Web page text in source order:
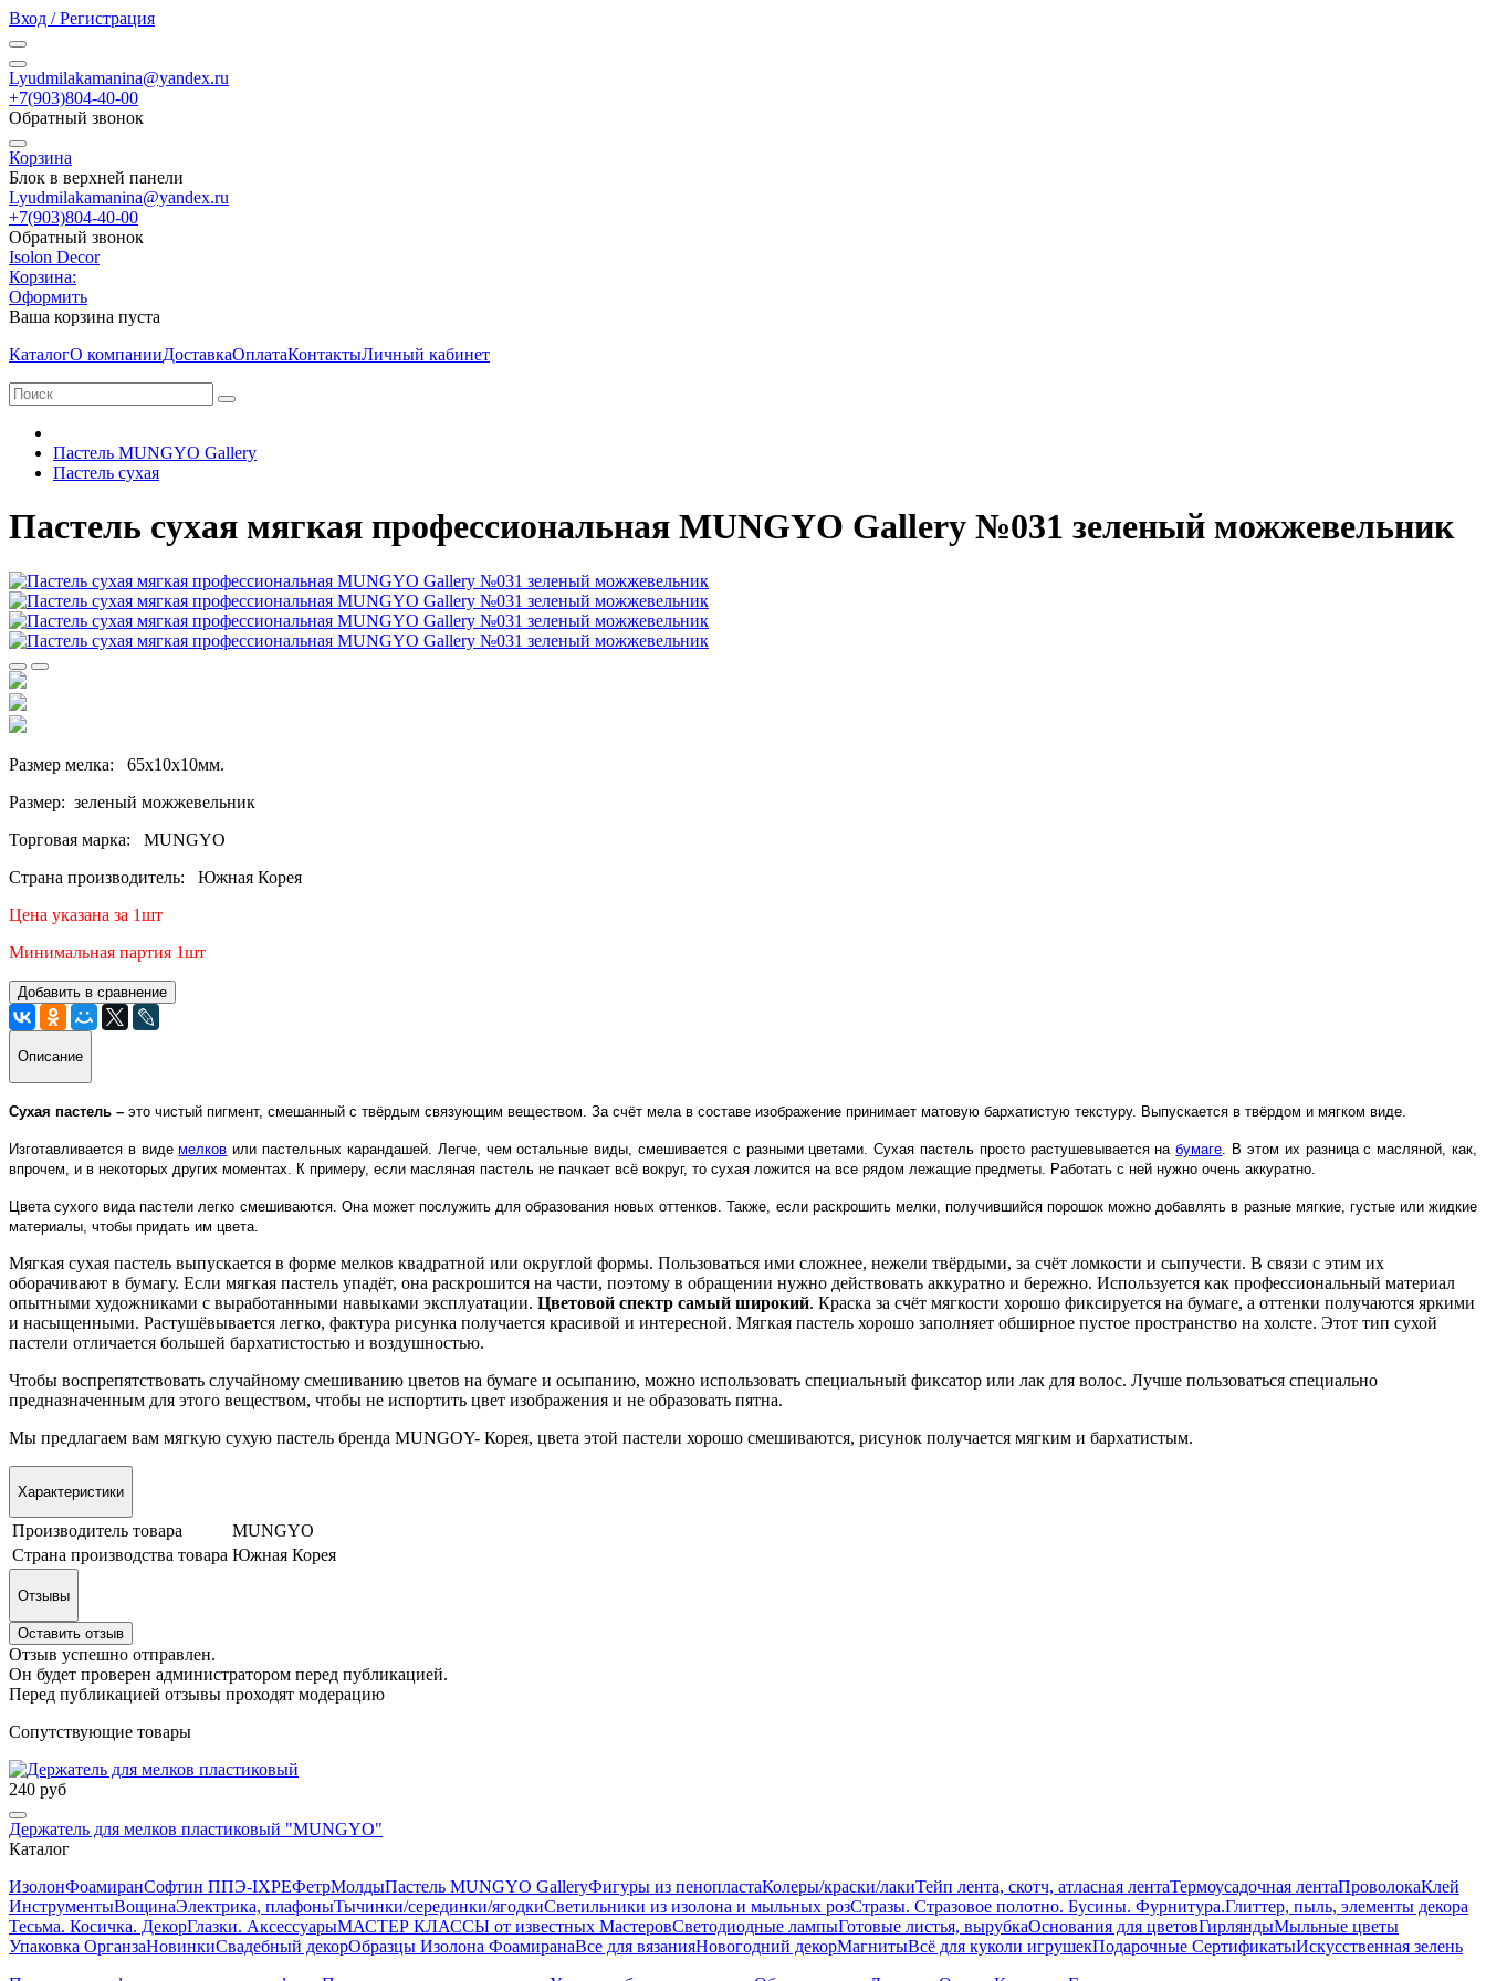
Вход / Регистрация
Lyudmilakamanina@yandex.ru
+7(903)804-40-00
Обратный звонок
Корзина
Блок в верхней панели
Lyudmilakamanina@yandex.ru
+7(903)804-40-00
Обратный звонок
Isolon Decor
Корзина:
Оформить
Ваша корзина пуста
КаталогО компанииДоставкаОплатаКонтактыЛичный кабинет
Пастель MUNGYO Gallery
Пастель сухая
Пастель сухая мягкая профессиональная MUNGYO Gallery №031 зеленый можжевельник
Размер мелка: 65х10х10мм.
Размер: зеленый можжевельник
Торговая марка: MUNGYO
Страна производитель: Южная Корея
Цена указана за 1шт
Минимальная партия 1шт
Добавить в сравнение
Описание
Сухая пастель – это чистый пигмент, смешанный с твёрдым связующим веществом. За счёт мела в составе изображение принимает матовую бархатистую текстуру. Выпускается в твёрдом и мягком виде.
Изготавливается в видемелков или пастельных карандашей. Легче, чем остальные виды, смешивается с разными цветами. Сухая пастель просто растушевывается набумаге . В этом их разница с масляной, как,
впрочем, и в некоторых других моментах. К примеру, если масляная пастель не пачкает всё вокруг, то сухая ложится на все рядом лежащие предметы. Работать с ней нужно очень аккуратно.
Цвета сухого вида пастели легко смешиваются. Она может послужить для образования новых оттенков. Также, если раскрошить мелки, получившийся порошок можно добавлять в разные мягкие, густые или жидкие
материалы, чтобы придать им цвета.
Мягкая сухая пастель выпускается в форме мелков квадратной или округлой формы. Пользоваться ими сложнее, нежели твёрдыми, за счёт ломкости и сыпучести. В связи с этим их
оборачивают в бумагу. Если мягкая пастель упадёт, она раскрошится на части, поэтому в обращении нужно действовать аккуратно и бережно. Используется как профессиональный материал
опытными художниками с выработанными навыками эксплуатации. Цветовой спектр самый широкий. Краска за счёт мягкости хорошо фиксируется на бумаге, а оттенки получаются яркими
и насыщенными. Растушёвывается легко, фактура рисунка получается красивой и интересной. Мягкая пастель хорошо заполняет обширное пустое пространство на холсте. Этот тип сухой
пастели отличается большей бархатистостью и воздушностью.
Чтобы воспрепятствовать случайному смешиванию цветов на бумаге и осыпанию, можно использовать специальный фиксатор или лак для волос. Лучше пользоваться специально
предназначенным для этого веществом, чтобы не испортить цвет изображения и не образовать пятна.
Мы предлагаем вам мягкую сухую пастель бренда MUNGOY- Корея, цвета этой пастели хорошо смешиваются, рисунок получается мягким и бархатистым.
Характеристики
Производитель товара
MUNGYO
Страна производства товара Южная Корея
Отзывы
Оставить отзыв
Отзыв успешно отправлен.
Он будет проверен администратором перед публикацией.
Перед публикацией отзывы проходят модерацию
Сопутствующие товары
240 руб
Держатель для мелков пластиковый "MUNGYO"
Каталог
ИзолонФоамиранСофтин ППЭ-IXPEФетрМолдыПастель MUNGYO GalleryФигуры из пенопластаКолеры/краски/лакиТейп лента, скотч, атласная лентаТермоусадочная лентаПроволокаКлей
ИнструментыВощинаЭлектрика, плафоныТычинки/серединки/ягодкиСветильники из изолона и мыльных розСтразы. Стразовое полотно. Бусины. Фурнитура.Глиттер, пыль, элементы декора
Тесьма. Косичка. ДекорГлазки. АксессуарыМАСТЕР КЛАССЫ от известных МастеровСветодиодные лампыГотовые листья, вырубкаОснования для цветовГирляндыМыльные цветы
Упаковка ОрганзаНовинкиСвадебный декорОбразцы Изолона ФоамиранаВсе для вязанияНовогодний декорМагнитыВсё для куколи игрушекПодарочные СертификатыИскусственная зелень